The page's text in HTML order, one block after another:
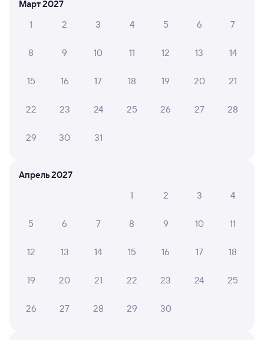
из Северодвинска
Дни следования ближайшие: 7, 9, 11 августа Маршрут
Плацкарт Купе
329Я Проходящий
Емца
Вологда
от 2 ⁠538 ⁠₽ 3 ⁠596 ⁠₽
Выберите дату
Март 2027
1
2 3 4 5 6 7
8 9 10 11 12 13 14
15 16 17 18 19 20 21
22 23 24 25 26 27 28
29 30 31
Апрель 2027
1
2 3 4
5 6 7 8 9 10 11
12 13 14 15 16 17 18
19 20 21 22 23 24 25
26 27 28 29 30